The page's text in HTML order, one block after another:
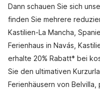
Dann schauen Sie sich
finden Sie mehrere
Kastilien-La Mancha,
Ferienhaus in Navás,
erhalte 20% Rabatt* bei
Sie den ultimativen
Ferienhäusern von